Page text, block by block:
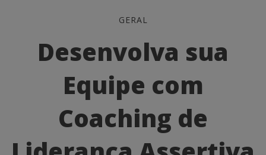
Desenvolva
sua
Equipe
Coaching
de
GERAL
Desenvolva sua
Equipe com
Coaching de